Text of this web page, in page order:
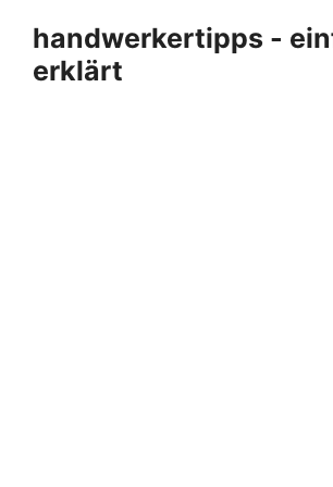
Inhalt
springen
handwerkertipps -
erklärt